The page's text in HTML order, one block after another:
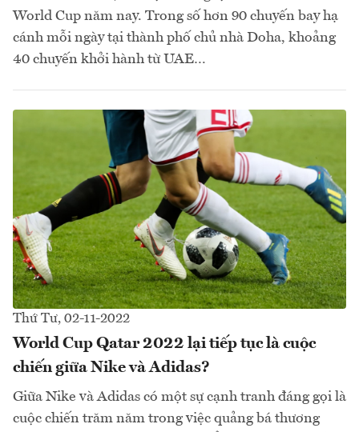
World Cup năm nay. Trong số hơn 90 chuyến bay hạ
cánh mỗi ngày tại thành phố chủ nhà Doha, khoảng
40 chuyến khởi hành từ UAE…
Thứ Tư, 02-11-2022
World Cup Qatar 2022 lại tiếp tục là cuộc
chiến giữa Nike và Adidas?
Giữa Nike và Adidas có một sự cạnh tranh đáng gọi là
cuộc chiến trăm năm trong việc quảng bá thương